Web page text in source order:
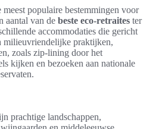
meest populaire bestemmingen voor
aantal van de beste eco-retraites ter
accommodaties die gericht
milieuvriendelijke praktijken,
zoals zip-lining door het
kijken en bezoeken aan nationale
prachtige landschappen,